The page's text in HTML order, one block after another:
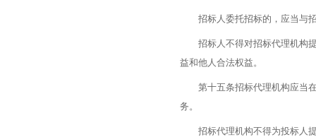
招标人委托招标的，应当与招
招标人不得对招标代理机构提
益和他人合法权益。
第十五条招标代理机构应当在
务。
招标代理机构不得为投标人提